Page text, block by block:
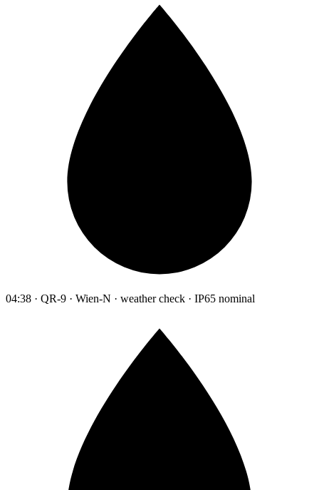
04:38 · QR-9 · Wien-N · weather check · IP65 nominal